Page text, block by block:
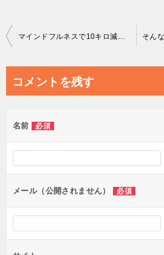
投
ビ
ー
シ
ョ
ン
マインドフルネスで10キロ減のダイエットに成功したはなし その１
コメントを残す
名前 必須
メール（公開されません） 必須